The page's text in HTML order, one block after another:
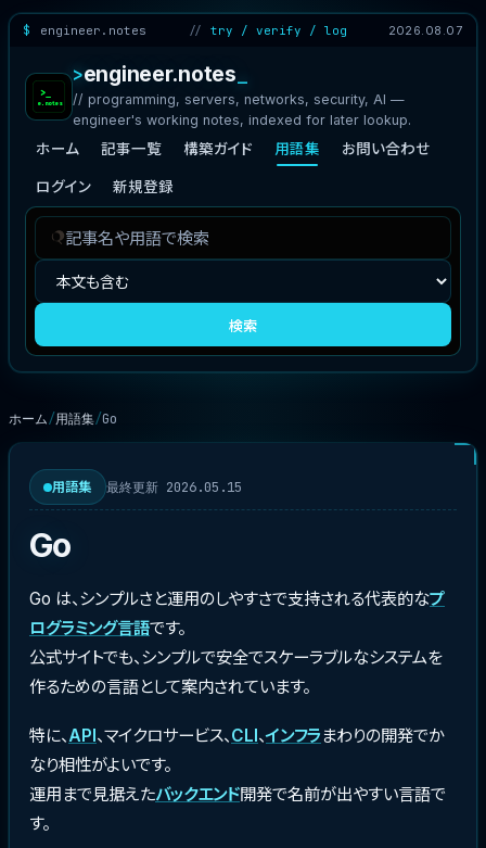
engineer.notes try / verify / log 2026.08.07
engineer.notes
// programming, servers, networks, security, AI —
engineer's working notes, indexed for later lookup.
ホーム 記事一覧 構築ガイド 用語集 お問い合わせ
ログイン 新規登録
事
検
索
索
象
検索
ホーム 用語集 Go
用語集 最終更新 2026.05.15
Go
Go は、シンプルさと運用のしやすさで支持される代表的なプ
ログラミング言語です。
公式サイトでも、シンプルで安全でスケーラブルなシステムを
作るための言語として案内されています。
特に、API 、マイクロサービス、CLI 、インフラ まわりの開発でか
なり相性がよいです。
運用まで見据えたバックエンド開発で名前が出やすい言語で
す。